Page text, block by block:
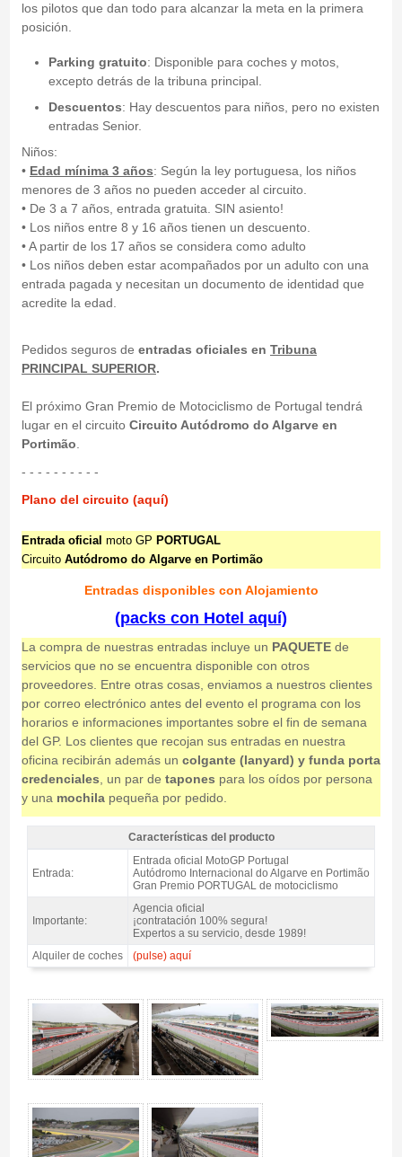
los pilotos que dan todo para alcanzar la meta en la primera
posición.
Parking gratuito: Disponible para coches y motos,
excepto detrás de la tribuna principal.
Descuentos: Hay descuentos para niños, pero no existen
entradas Senior.
Niños:
• Edad mínima 3 años: Según la ley portuguesa, los niños
menores de 3 años no pueden acceder al circuito.
• De 3 a 7 años, entrada gratuita. SIN asiento!
• Los niños entre 8 y 16 años tienen un descuento.
• A partir de los 17 años se considera como adulto
• Los niños deben estar acompañados por un adulto con una
entrada pagada y necesitan un documento de identidad que
acredite la edad.
Pedidos seguros de entradas oficiales en Tribuna
PRINCIPAL SUPERIOR.
El próximo Gran Premio de Motociclismo de Portugal tendrá
lugar en el circuito Circuito Autódromo do Algarve en
Portimão
- - - - - - - - - -
Plano del circuito (aquí)
Entrada oficial moto GP PORTUGAL
Circuito Autódromo do Algarve en Portimão
Entradas disponibles con Alojamiento
(packs con Hotel aquí)
La compra de nuestras entradas incluye un PAQUETEde
servicios que no se encuentra disponible con otros
proveedores. Entre otras cosas, enviamos a nuestros clientes
por correo electrónico antes del evento el programa con los
horarios e informaciones importantes sobre el fin de semana
del GP. Los clientes que recojan sus entradas en nuestra
oficina recibirán además un colgante (lanyard) y funda porta
credenciales , un par de tapones para los oídos por persona
y una mochilapequeña por pedido.
Entrada MotoGP Tribuna Principal SUPERIOR, GP Portugal 2026 -
Características del producto
Características del producto
Entrada:
Entrada oficial MotoGP Portugal
Autódromo Internacional do Algarve en Portimão
Gran Premio PORTUGAL de motociclismo
Importante:
Agencia oficial
¡contratación 100% segura!
Expertos a su servicio, desde 1989!
Alquiler de coches
(pulse) aquí